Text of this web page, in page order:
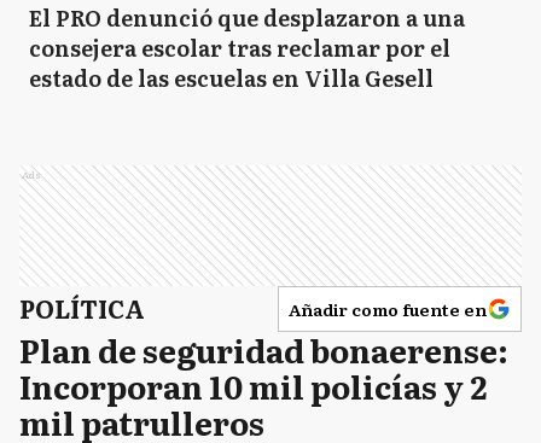
El PRO denunció que desplazaron a una
consejera escolar tras reclamar por el
estado de las escuelas en Villa Gesell
Ads
POLÍTICA Añadir como fuente en
Plan de seguridad bonaerense:
Incorporan 10 mil policías y 2
mil patrulleros